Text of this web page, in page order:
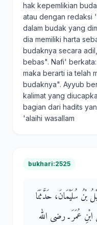
hak kepemlikian
atau dengan redaksi
dalam budak yang
dia memiliki harta
budaknya secara
bebas". Nafi' berkata:
maka berarti ia telah
budaknya". Ayyub
kalimat yang
bagian dari hadits
'alaihi wasallam
bukhari:2525
بْنُ سُلَيْمَانَ، حَدَّثَنَا
عُمَرَ ـ رضى الله